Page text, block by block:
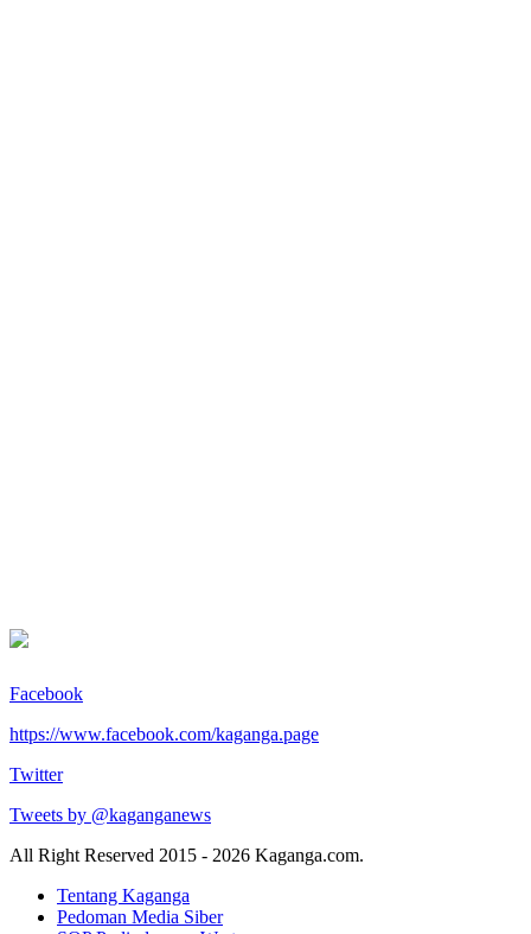
Facebook
https://www.facebook.com/kaganga.page
Twitter
Tweets by @kaganganews
All Right Reserved 2015 - 2026 Kaganga.com.
Tentang Kaganga
Pedoman Media Siber